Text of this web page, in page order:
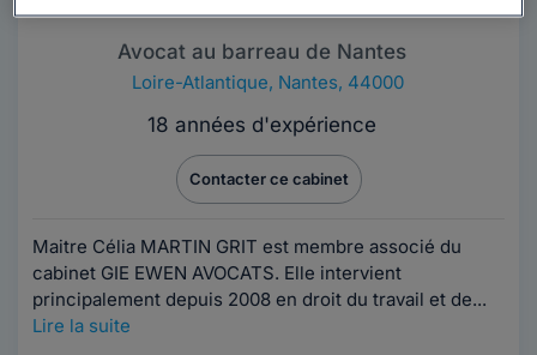
Cabinet CELIA MARTIN GRIT
Avocat au barreau de Nantes
Loire-Atlantique, Nantes, 44000
18 années d'expérience
Contacter ce cabinet
Maitre Célia MARTIN GRIT est membre associé du
cabinet GIE EWEN AVOCATS. Elle intervient
principalement depuis 2008 en droit du travail et de...
Lire la suite